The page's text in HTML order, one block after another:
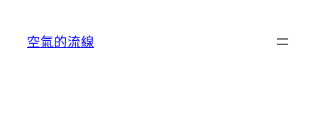
空氣的流線